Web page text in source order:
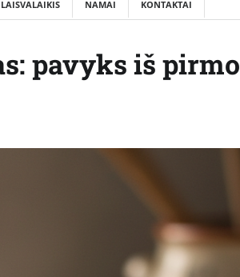
LAISVALAIKIS NAMAI KONTAKTAI
pavyks iš pirmo